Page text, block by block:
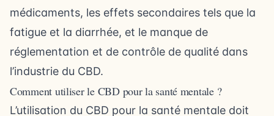
médicaments, les effets secondaires tels que la
fatigue et la diarrhée, et le manque de
réglementation et de contrôle de qualité dans
l’industrie du CBD.
Comment utiliser le CBD pour la santé mentale ?
L’utilisation du CBD pour la santé mentale doit